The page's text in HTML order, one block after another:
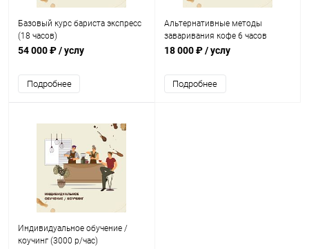
Базовый курс бариста экспресс
(18 часов)
54 000 ₽/ услу
Подробнее
Альтернативные методы
заваривания кофе 6 часов
18 000 ₽/ услу
Подробнее
Индивидуальное обучение /
коучинг (3000 р/час)